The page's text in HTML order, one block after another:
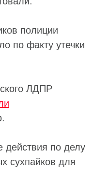
полиции
по факту утечки
ЛДПР
по делу
сухпайков для